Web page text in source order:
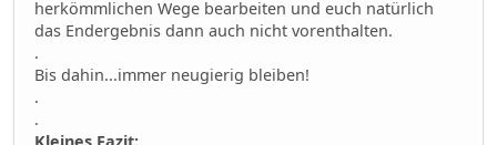
herkömmlichen Wege bearbeiten und euch natürlich
das Endergebnis dann auch nicht vorenthalten.
.
Bis dahin...immer neugierig bleiben!
.
.
Kleines Fazit: